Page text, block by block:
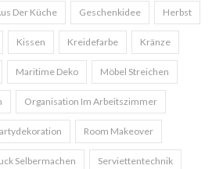
Der Küche Geschenkidee Herbst
Kissen Kreidefarbe Kränze
Maritime Deko Möbel Streichen
Organisation Im Arbeitszimmer
Room Makeover
Selbermachen Serviettentechnik